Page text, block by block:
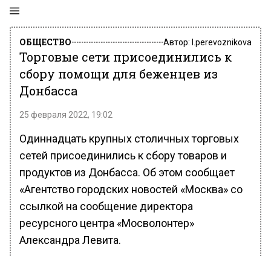
ОБЩЕСТВО Автор: l.perevoznikova
Торговые сети присоединились к
сбору помощи для беженцев из
Донбасса
25 февраля 2022, 19:02
Одиннадцать крупных столичных торговых
сетей присоединились к сбору товаров и
продуктов из Донбасса. Об этом сообщает
«Агентство городских новостей «Москва» со
ссылкой на сообщение директора
ресурсного центра «Мосволонтер»
Александра Левита.